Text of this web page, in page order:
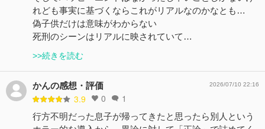
れども事実に基づくならこれがリアルなのかなとも…
偽子供だけは意味がわからない
死刑のシーンはリアルに映されていて…
>>続きを読む
かんの感想・評価
3.9 0 1
2026/07/10 22:16
行方不明だった息子が帰ってきたと思ったら別人という